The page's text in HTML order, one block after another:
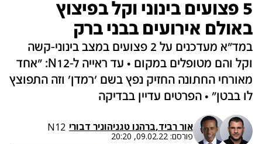
5 פצועים בינוני וקל בפיצוץ
באולם אירועים בבני ברק
במד״א מעדכנים על 2 פצועים במצב בינוני-קשה
וקל והם מטופלים במקום • עד ראייה ל-N12: ״אחד
מאורחי החתונה החזיק נפץ בשם ׳רמדן׳ וזה התפוצץ
לו בבטן״ • הפרטים עדיין בבדיקה
אור רביד,ברהנו טגניהוניר דבורי N12
פורסם: 09.02.22, 20:20